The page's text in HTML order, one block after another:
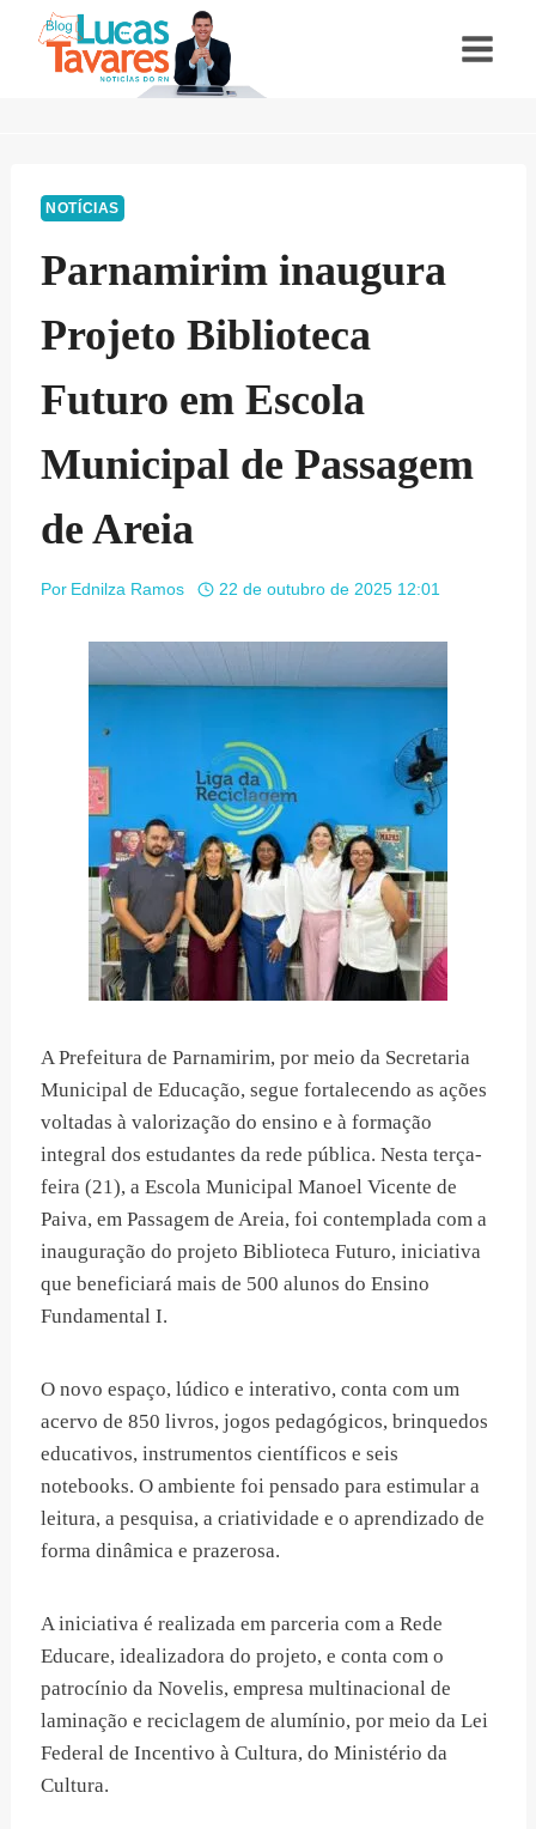
NOTÍCIAS
Parnamirim inaugura
Projeto Biblioteca
Futuro em Escola
Municipal de Passagem
de Areia
Por Ednilza Ramos 22 de outubro de 2025 12:01
A Prefeitura de Parnamirim, por meio da Secretaria
Municipal de Educação, segue fortalecendo as ações
voltadas à valorização do ensino e à formação
integral dos estudantes da rede pública. Nesta terça-
feira (21), a Escola Municipal Manoel Vicente de
Paiva, em Passagem de Areia, foi contemplada com a
inauguração do projeto Biblioteca Futuro, iniciativa
que beneficiará mais de 500 alunos do Ensino
Fundamental I.
O novo espaço, lúdico e interativo, conta com um
acervo de 850 livros, jogos pedagógicos, brinquedos
educativos, instrumentos científicos e seis
notebooks. O ambiente foi pensado para estimular a
leitura, a pesquisa, a criatividade e o aprendizado de
forma dinâmica e prazerosa.
A iniciativa é realizada em parceria com a Rede
Educare, idealizadora do projeto, e conta com o
patrocínio da Novelis, empresa multinacional de
laminação e reciclagem de alumínio, por meio da Lei
Federal de Incentivo à Cultura, do Ministério da
Cultura.